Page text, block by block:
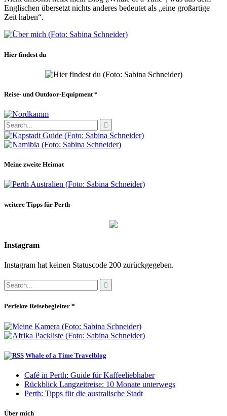
Englischen übersetzt nichts anderes bedeutet als „eine großartige
Zeit haben“.
Hier findest du
Reise- und Outdoor-Equipment *
Meine zweite Heimat
weitere Tipps für Perth
Instagram
Instagram hat keinen Statuscode 200 zurückgegeben.
Perfekte Reisebegleiter *
Whale of a Time Travelblog
Café in Perth: Guide für Kaffeeliebhaber
Rückblick Langzeitreise: 10 Monate unterwegs
Perth: Tipps für die australische Stadt
Über mich